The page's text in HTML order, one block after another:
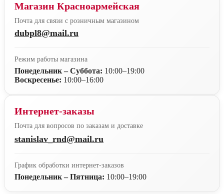
Магазин Красноармейская
Почта для связи с розничным магазином
dubpl8@mail.ru
Режим работы магазина
Понедельник – Суббота: 10:00–19:00
Воскресенье: 10:00–16:00
Интернет-заказы
Почта для вопросов по заказам и доставке
stanislav_rnd@mail.ru
График обработки интернет-заказов
Понедельник – Пятница: 10:00–19:00